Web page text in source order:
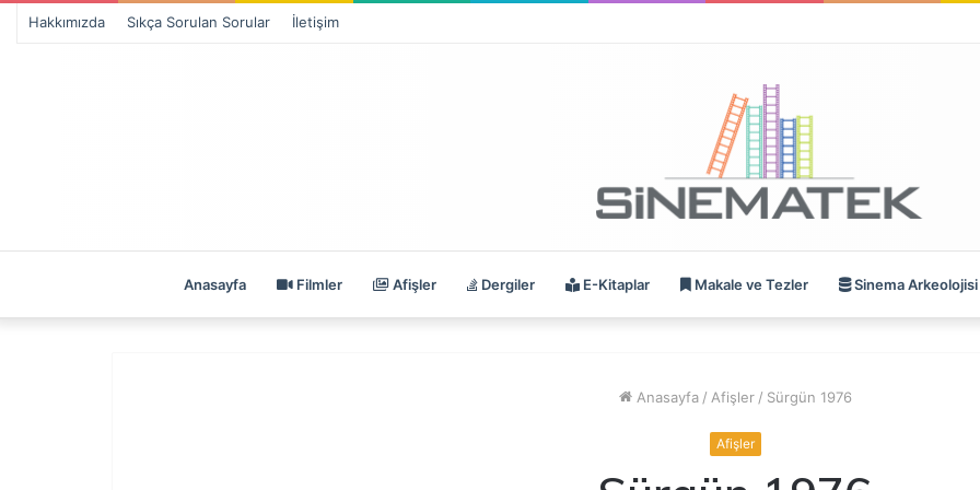
Hakkımızda Sıkça Sorulan Sorular İletişim
Anasayfa Filmler Afişler Dergiler E-Kitaplar Makale ve Tezler Sinema Arkeolojisi
Anasayfa / Afişler / Sürgün 1976
Afişler